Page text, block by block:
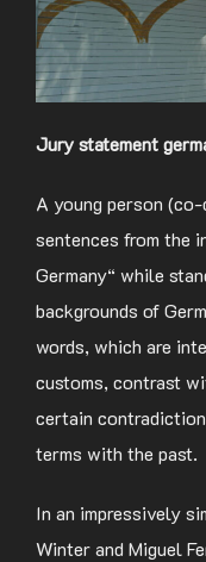
Jury statement
A young person
sentences from the
Germany“ while
backgrounds of
words, which are
customs, contrast
certain
terms with the past.
In an impressively
Winter and Miguel